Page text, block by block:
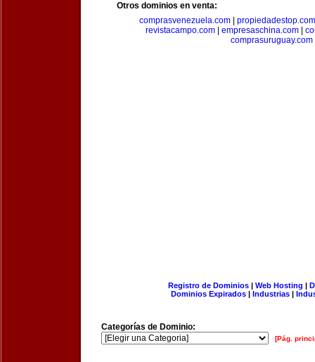
Otros dominios en venta:
comprasvenezuela.com
propiedadestop.com
revistacampo.com
empresaschina.com
comprasuruguay.com
Registro de Dominios| Web Hosting |
Dominios Expirados | Industrias |
Categorías de Dominio:
[Pág.